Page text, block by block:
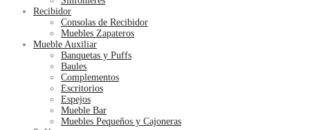
Recibidor
Consolas de Recibidor
Muebles Zapateros
Mueble Auxiliar
Banquetas y Puffs
Baules
Complementos
Escritorios
Espejos
Mueble Bar
Muebles Pequeños y Cajoneras